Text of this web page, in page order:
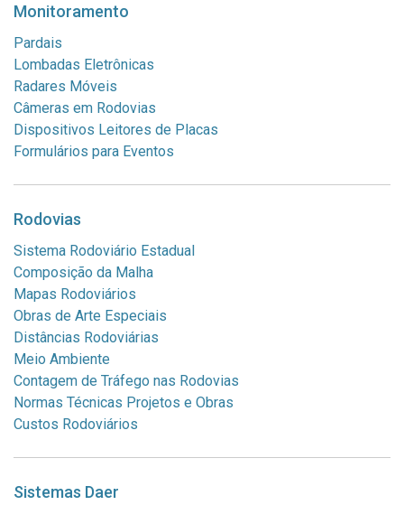
Monitoramento
Pardais
Lombadas Eletrônicas
Radares Móveis
Câmeras em Rodovias
Dispositivos Leitores de Placas
Formulários para Eventos
Rodovias
Sistema Rodoviário Estadual
Composição da Malha
Mapas Rodoviários
Obras de Arte Especiais
Distâncias Rodoviárias
Meio Ambiente
Contagem de Tráfego nas Rodovias
Normas Técnicas Projetos e Obras
Custos Rodoviários
Sistemas Daer